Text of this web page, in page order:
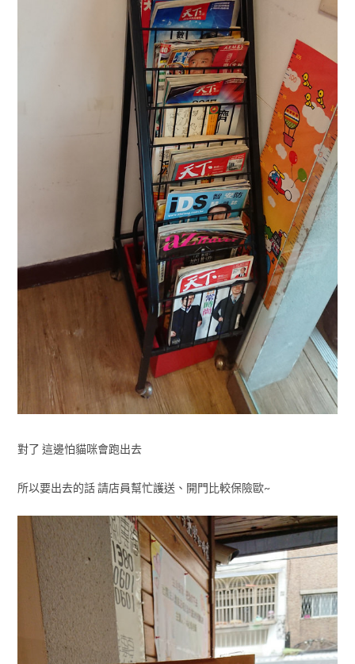
對了 這邊怕貓咪會跑出去
所以要出去的話 請店員幫忙護送、開門比較保險歐~